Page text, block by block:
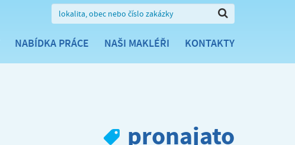
NABÍDKA PRÁCE NAŠI MAKLÉŘI KONTAKTY
pronajato